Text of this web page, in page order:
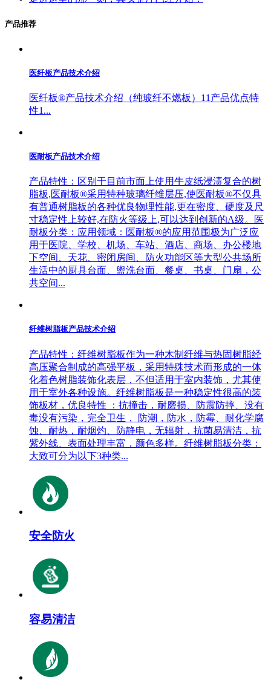
产品推荐
医纤板产品技术介绍
医纤板®产品技术介绍（纯玻纤不燃板）11产品优点特
性1...
医耐板产品技术介绍
产品特性：区别于目前市面上使用牛皮纸浸渍复合的树
脂板,医耐板®采用特种玻璃纤维层压,使医耐板®不仅具
有普通树脂板的各种优良物理性能,更在密度、硬度及尺
寸稳定性上较好,在防火等级上,可以达到创新的A级。医
耐板分类：应用领域：医耐板®的应用范围极为广泛应
用于医院、学校、机场、车站、酒店、商场、办公楼地
下空间、天花、密闭房间、防火功能区等大型公共场所
生活中的厨具台面、盥洗台面、餐桌、书桌、门扇，公
共空间...
纤维树脂板产品技术介绍
产品特性：纤维树脂板作为一种木制纤维与热固树脂经
高压聚合制成的高强平板，采用特殊技术而形成的一体
化着色树脂装饰化表层，不但适用于室内装饰，尤其使
用于室外各种设施。纤维树脂板是一种稳定性很高的装
饰板材，优良特性 ：抗撞击，耐磨损、防震防摔、没有
毒没有污染，完全卫生， 防潮，防水，防霉、耐化学腐
蚀、耐热，耐烟灼、防静电，无辐射，抗菌易清洁，抗
紫外线、表面处理丰富，颜色多样。纤维树脂板分类：
大致可分为以下3种类...
安全防火
容易清洁